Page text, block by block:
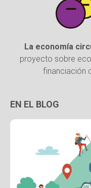
La economía
proyecto sobre
financiación
EN EL BLOG